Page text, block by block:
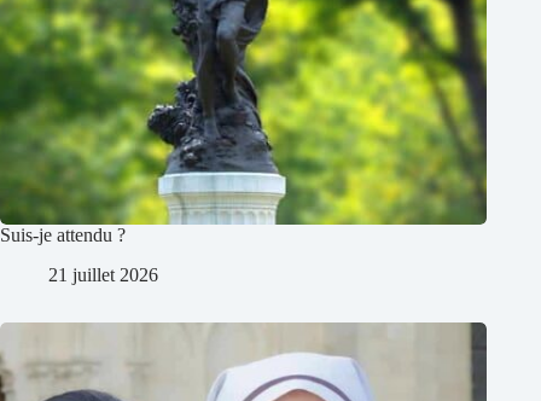
Suis-je attendu ?
21 juillet 2026